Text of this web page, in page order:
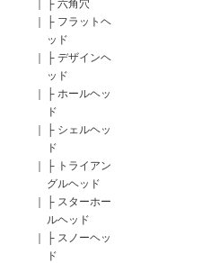
｜
├ 六角穴
｜
├ フラットヘ
ッド
｜
├ デザインヘ
ッド
｜
├ ホールヘッ
ド
｜
├ シェルヘッ
ド
｜
├ トライアン
グルヘッド
｜
├ スターホー
ルヘッド
｜
├ スノーヘッ
ド